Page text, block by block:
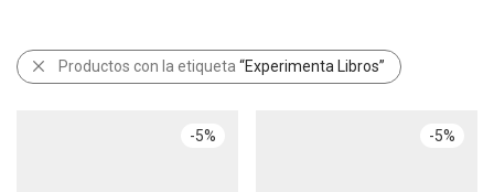
Productos con la etiqueta “Experimenta Libros”
-5% -5%